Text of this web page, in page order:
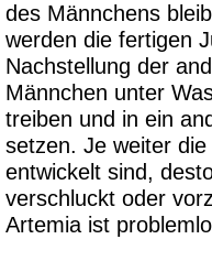
des Männchens
werden die fertigen
Nachstellung der
Männchen unter
treiben und in ein
setzen. Je weiter
entwickelt sind,
verschluckt oder
Artemia ist